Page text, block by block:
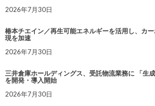
2026年7月30日
椿本チエイン／再生可能エネルギーを活用し、カ
現を加速
2026年7月30日
三井倉庫ホールディングス、受託物流業務に 「生
を開発・導入開始
2026年7月30日